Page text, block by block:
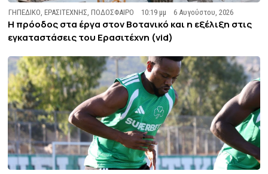
ΓΗΠΕΔΙΚΟ ,ΕΡΑΣΙΤΕΧΝΗΣ ,ΠΟΔΟΣΦΑΙΡΟ 10:19 μμ 6 Αυγούστου, 2026
Η πρόοδος στα έργα στον Βοτανικό και η εξέλιξη στις
εγκαταστάσεις του Ερασιτέχνη (vid)